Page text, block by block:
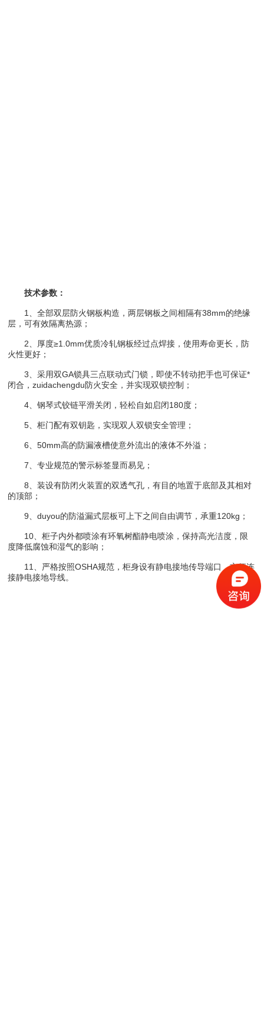
技术参数：
1、全部双层防火钢板构造，两层钢板之间相隔有38mm的绝缘
层，可有效隔离热源；
2、厚度≥1.0mm优质冷轧钢板经过点焊接，使用寿命更长，防
火性更好；
3、采用双GA锁具三点联动式门锁，即使不转动把手也可保证*
闭合，zuidachengdu防火安全，并实现双锁控制；
4、钢琴式铰链平滑关闭，轻松自如启闭180度；
5、柜门配有双钥匙，实现双人双锁安全管理；
6、50mm高的防漏液槽使意外流出的液体不外溢；
7、专业规范的警示标签显而易见；
8、装设有防闭火装置的双透气孔，有目的地置于底部及其相对
的顶部；
9、duyou的防溢漏式层板可上下之间自由调节，承重120kg；
10、柜子内外都喷涂有环氧树酯静电喷涂，保持高光洁度，限
度降低腐蚀和湿气的影响；
11、严格按照OSHA规范，柜身设有静电接地传导端口，方便连
接静电接地导线。